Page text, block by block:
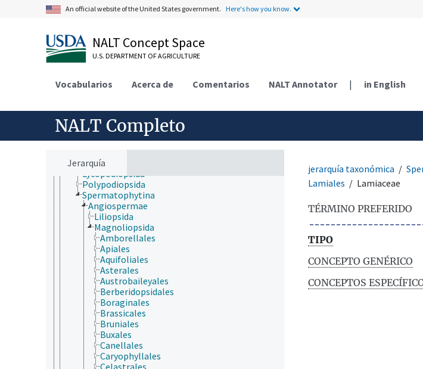
An official website of the United States government. Here's how you know.
NALT Concept Space
U.S. DEPARTMENT OF AGRICULTURE
Vocabularios Acerca de Comentarios NALT Annotator | in English
NALT Completo
Jerarquía
Animalia
Chromista
Eubacteria
Fungi (reino)
Plantae
Hepaticopsida
Anthocerotophyta
Bryophyta
Charophyta
Chlorophyta
Marchantiophyta
Tracheophyta
Lycopodiopsida
Polypodiopsida
Spermatophytina
Angiospermae
Liliopsida
Magnoliopsida
Amborellales
Apiales
Aquifoliales
Asterales
Austrobaileyales
Berberidopsidales
Boraginales
Brassicales
Bruniales
Buxales
Canellales
Caryophyllales
Celastrales
jerarquía taxonómica
Lamiales
Lamiaceae
TÉRMINO PREFERIDO
TIPO
CONCEPTO GENÉRICO
CONCEPTOS